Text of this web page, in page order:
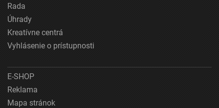
Rada
Úhrady
Kreatívne centrá
Vyhlásenie o prístupnosti
E-SHOP
Reklama
Mapa stránok